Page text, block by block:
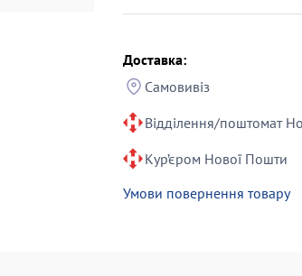
Доставка:
Самовивіз
Відділення/поштомат
Кур’єром Нової Пошти
Умови повернення товару